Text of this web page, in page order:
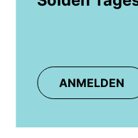
ANMELDEN